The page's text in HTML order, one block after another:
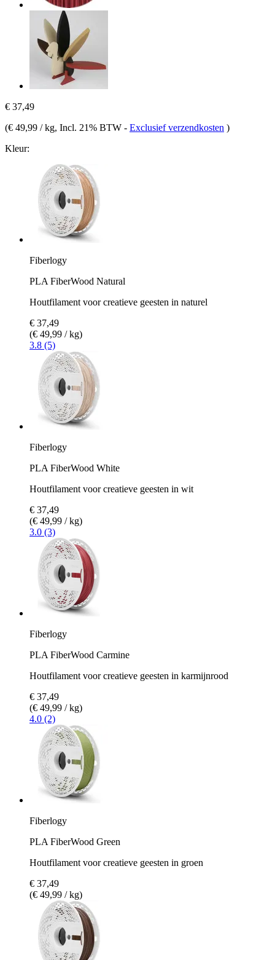
€ 37,49
(€ 49,99 / kg, Incl. 21% BTW - Exclusief verzendkosten )
Kleur:
Fiberlogy
PLA FiberWood Natural
Houtfilament voor creatieve geesten in naturel
€ 37,49
(€ 49,99 / kg)
3.8 (5)
Fiberlogy
PLA FiberWood White
Houtfilament voor creatieve geesten in wit
€ 37,49
(€ 49,99 / kg)
3.0 (3)
Fiberlogy
PLA FiberWood Carmine
Houtfilament voor creatieve geesten in karmijnrood
€ 37,49
(€ 49,99 / kg)
4.0 (2)
Fiberlogy
PLA FiberWood Green
Houtfilament voor creatieve geesten in groen
€ 37,49
(€ 49,99 / kg)